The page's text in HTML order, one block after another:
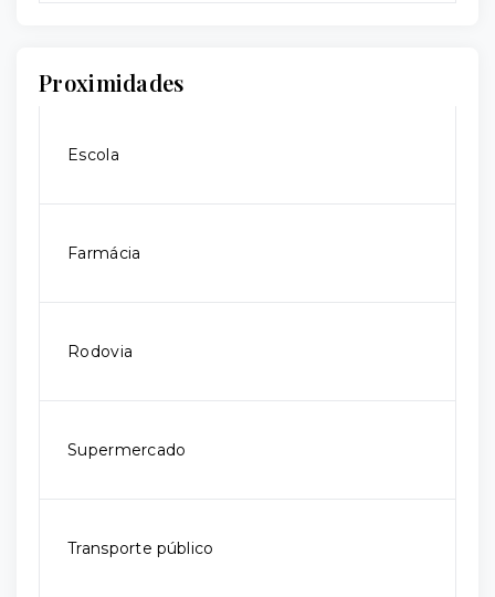
Proximidades
Escola
Farmácia
Rodovia
Supermercado
Transporte público